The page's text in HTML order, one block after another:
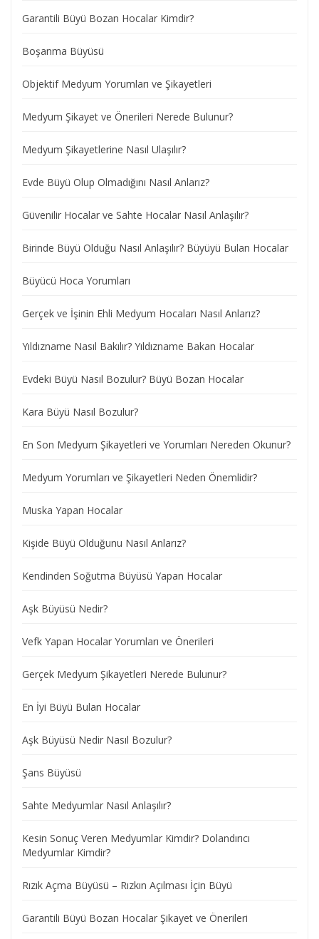
Garantili Büyü Bozan Hocalar Kimdir?
Boşanma Büyüsü
Objektif Medyum Yorumları ve Şikayetleri
Medyum Şikayet ve Önerileri Nerede Bulunur?
Medyum Şikayetlerine Nasıl Ulaşılır?
Evde Büyü Olup Olmadığını Nasıl Anlarız?
Güvenilir Hocalar ve Sahte Hocalar Nasıl Anlaşılır?
Birinde Büyü Olduğu Nasıl Anlaşılır? Büyüyü Bulan Hocalar
Büyücü Hoca Yorumları
Gerçek ve İşinin Ehli Medyum Hocaları Nasıl Anlarız?
Yıldızname Nasıl Bakılır? Yıldızname Bakan Hocalar
Evdeki Büyü Nasıl Bozulur? Büyü Bozan Hocalar
Kara Büyü Nasıl Bozulur?
En Son Medyum Şikayetleri ve Yorumları Nereden Okunur?
Medyum Yorumları ve Şikayetleri Neden Önemlidir?
Muska Yapan Hocalar
Kişide Büyü Olduğunu Nasıl Anlarız?
Kendinden Soğutma Büyüsü Yapan Hocalar
Aşk Büyüsü Nedir?
Vefk Yapan Hocalar Yorumları ve Önerileri
Gerçek Medyum Şikayetleri Nerede Bulunur?
En İyi Büyü Bulan Hocalar
Aşk Büyüsü Nedir Nasıl Bozulur?
Şans Büyüsü
Sahte Medyumlar Nasıl Anlaşılır?
Kesin Sonuç Veren Medyumlar Kimdir? Dolandırıcı
Medyumlar Kimdir?
Rızık Açma Büyüsü – Rızkın Açılması İçin Büyü
Garantili Büyü Bozan Hocalar Şikayet ve Önerileri